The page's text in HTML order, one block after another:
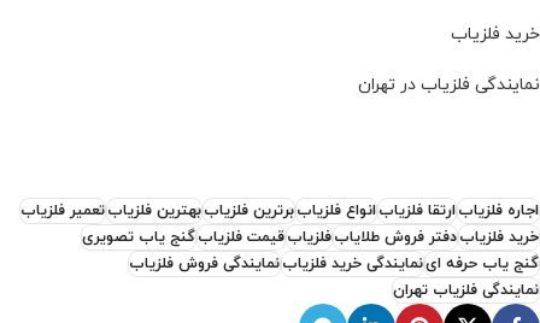
خرید فلزیاب
نمایندگی فلزیاب در تهران
اجاره فلزیابارتقا فلزیابانواع فلزیاببرترین فلزیاببهترین فلزیابتعمیر فلزیاب
خرید فلزیابدفتر فروش طلایابفلزیابقیمت فلزیابگنج یاب تصویری
گنج یاب حرفه اینمایندگی خرید فلزیابنمایندگی فروش فلزیاب
نمایندگی فلزیاب تهران